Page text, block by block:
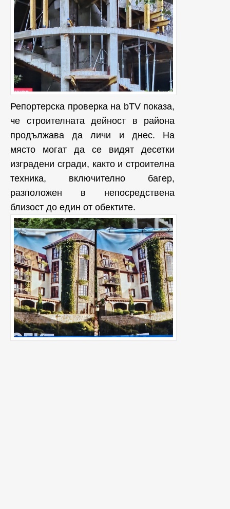
Репортерска проверка на bTV показа,
че строителната дейност в района
продължава да личи и днес. На
място могат да се видят десетки
изградени сгради, както и строителна
техника, включително багер,
разположен в непосредствена
близост до един от обектите.